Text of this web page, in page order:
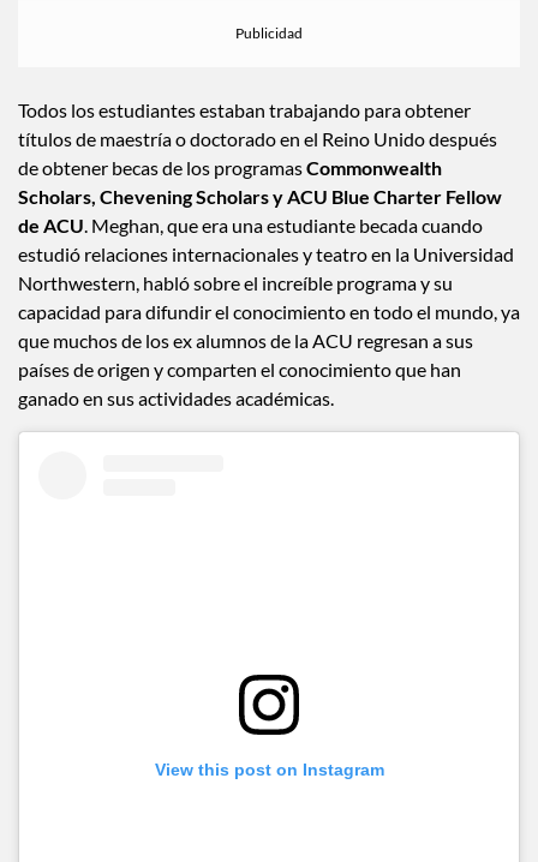
Todos los estudiantes estaban trabajando para obtener
títulos de maestría o doctorado en el Reino Unido después
de obtener becas de los programasCommonwealth
Scholars, Chevening Scholars y ACU Blue Charter Fellow
de ACU . Meghan, que era una estudiante becada cuando
estudió relaciones internacionales y teatro en la Universidad
Northwestern, habló sobre el increíble programa y su
capacidad para difundir el conocimiento en todo el mundo, ya
que muchos de los ex alumnos de la ACU regresan a sus
países de origen y comparten el conocimiento que han